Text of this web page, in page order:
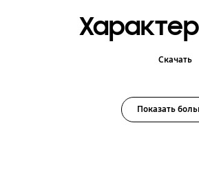
Скачать
Показать